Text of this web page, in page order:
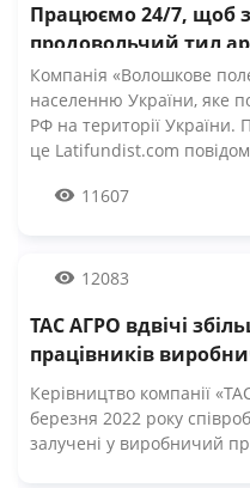
Працюємо 24/7, щоб
продовольчий тил армії —
компанії Волошкове
Компанія «Волошкове
населенню України, яке
РФ на території України.
це Latifundist.com
Вже шосту добу наші
армії», — зазначив
Компанія «Волошкове
молока для забезпечення
можливість безкоштовно
молоко з бочки за
сторінці компанії у
11607
12083
ТАС АГРО вдвічі
працівників
Керівництво компанії
березня 2022 року
залучені у виробничий